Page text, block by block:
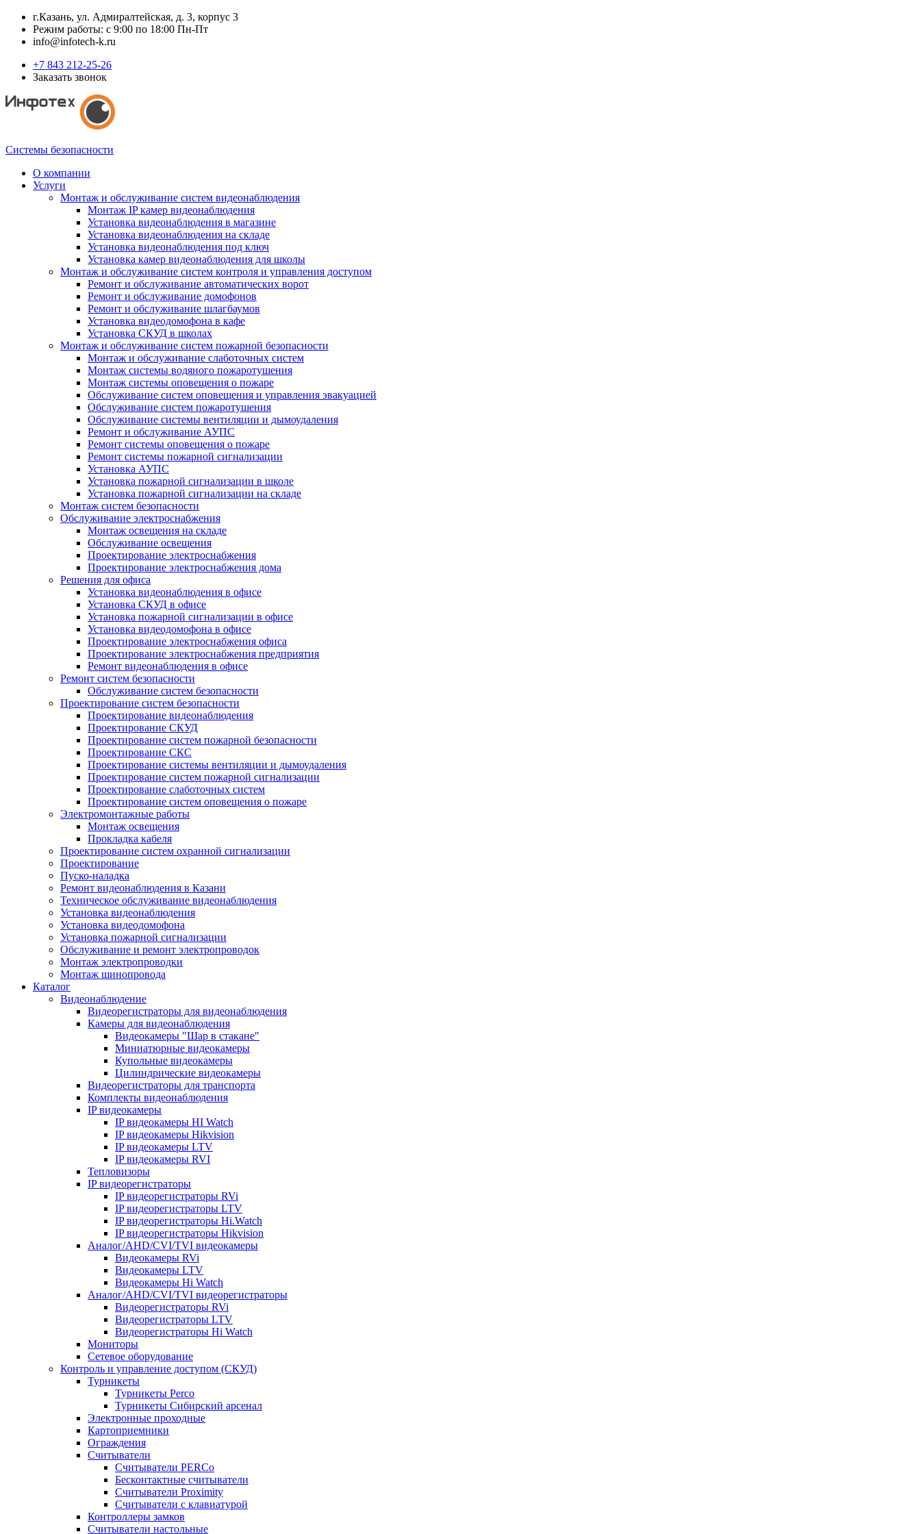
г.Казань, ул. Адмиралтейская, д. 3, корпус 3
Режим работы: с 9:00 по 18:00 Пн-Пт
info@infotech-k.ru
+7 843 212-25-26
Заказать звонок
Системы безопасности
О компании
Услуги
Монтаж и обслуживание систем видеонаблюдения
Монтаж IP камер видеонаблюдения
Установка видеонаблюдения в магазине
Установка видеонаблюдения на складе
Установка видеонаблюдения под ключ
Установка камер видеонаблюдения для школы
Монтаж и обслуживание систем контроля и управления доступом
Ремонт и обслуживание автоматических ворот
Ремонт и обслуживание домофонов
Ремонт и обслуживание шлагбаумов
Установка видеодомофона в кафе
Установка СКУД в школах
Монтаж и обслуживание систем пожарной безопасности
Монтаж и обслуживание слаботочных систем
Монтаж системы водяного пожаротушения
Монтаж системы оповещения о пожаре
Обслуживание систем оповещения и управления эвакуацией
Обслуживание систем пожаротушения
Обслуживание системы вентиляции и дымоудаления
Ремонт и обслуживание АУПС
Ремонт системы оповещения о пожаре
Ремонт системы пожарной сигнализации
Установка АУПС
Установка пожарной сигнализации в школе
Установка пожарной сигнализации на складе
Монтаж систем безопасности
Обслуживание электроснабжения
Монтаж освещения на складе
Обслуживание освещения
Проектирование электроснабжения
Проектирование электроснабжения дома
Решения для офиса
Установка видеонаблюдения в офисе
Установка СКУД в офисе
Установка пожарной сигнализации в офисе
Установка видеодомофона в офисе
Проектирование электроснабжения офиса
Проектирование электроснабжения предприятия
Ремонт видеонаблюдения в офисе
Ремонт систем безопасности
Обслуживание систем безопасности
Проектирование систем безопасности
Проектирование видеонаблюдения
Проектирование СКУД
Проектирование систем пожарной безопасности
Проектирование СКС
Проектирование системы вентиляции и дымоудаления
Проектирование систем пожарной сигнализации
Проектирование слаботочных систем
Проектирование систем оповещения о пожаре
Электромонтажные работы
Монтаж освещения
Прокладка кабеля
Проектирование систем охранной сигнализации
Проектирование
Пуско-наладка
Ремонт видеонаблюдения в Казани
Техническое обслуживание видеонаблюдения
Установка видеонаблюдения
Установка видеодомофона
Установка пожарной сигнализации
Обслуживание и ремонт электропроводок
Монтаж электропроводки
Монтаж шинопровода
Каталог
Видеонаблюдение
Видеорегистраторы для видеонаблюдения
Камеры для видеонаблюдения
Видеокамеры "Шар в стакане"
Миниатюрные видеокамеры
Купольные видеокамеры
Цилиндрические видеокамеры
Видеорегистраторы для транспорта
Комплекты видеонаблюдения
IP видеокамеры
IP видеокамеры HI Watch
IP видеокамеры Hikvision
IP видеокамеры LTV
IP видеокамеры RVI
Тепловизоры
IP видеорегистраторы
IP видеорегистраторы RVi
IP видеорегистраторы LTV
IP видеорегистраторы Hi.Watch
IP видеорегистраторы Hikvision
Аналог/AHD/CVI/TVI видеокамеры
Видеокамеры RVi
Видеокамеры LTV
Видеокамеры Hi Watch
Аналог/AHD/CVI/TVI видеорегистраторы
Видеорегистраторы RVi
Видеорегистраторы LTV
Видеорегистраторы Hi Watch
Мониторы
Сетевое оборудование
Контроль и управление доступом (СКУД)
Турникеты
Турникеты Perco
Турникеты Сибирский арсенал
Электронные проходные
Картоприемники
Ограждения
Считыватели
Считыватели PERCo
Бесконтактные считыватели
Считыватели Proximity
Считыватели с клавиатурой
Контроллеры замков
Считыватели настольные